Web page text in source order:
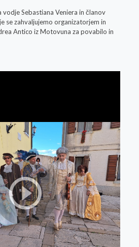
Sebastiana Veniera in članov
se zahvaljujemo organizatorjem in
Antico iz Motovuna za povabilo in